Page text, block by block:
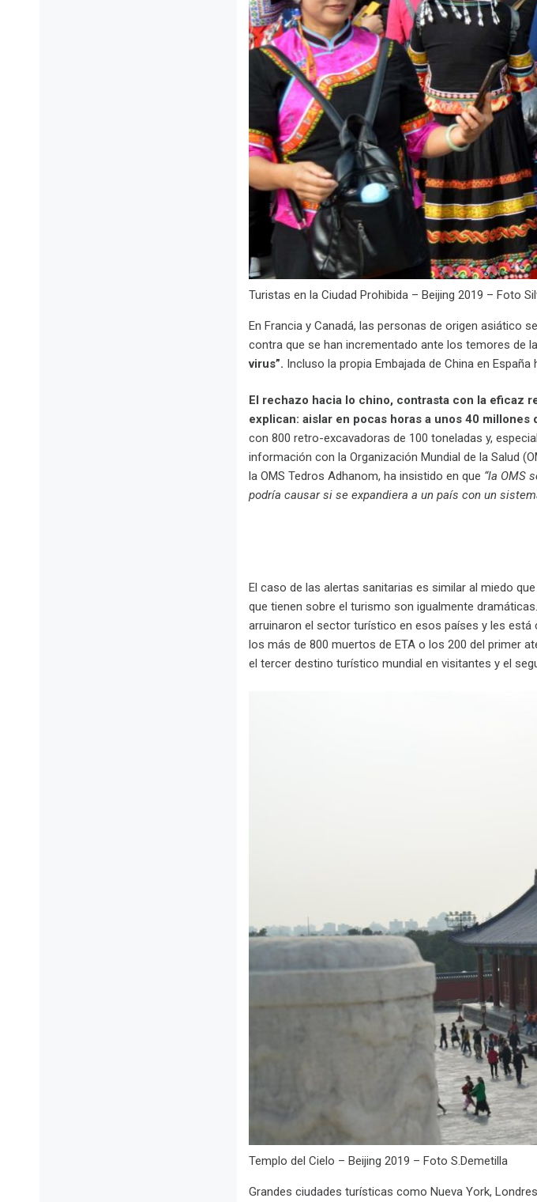
Turistas en la Ciudad Prohibida – Beijing 2019 – Foto
En Francia y Canadá, las personas de origen asiático
contra que se han incrementado ante los temores de
virus”. Incluso la propia Embajada de China en
El rechazo hacia lo chino, contrasta con la eficaz
explican: aislar en pocas horas a unos 40 millones
con 800 retro-excavadoras de 100 toneladas y,
información con la Organización Mundial de la Salud
la OMS Tedros Adhanom, ha insistido en que “la OMS
podría causar si se expandiera a un país con un
El caso de las alertas sanitarias es similar al miedo
que tienen sobre el turismo son igualmente
arruinaron el sector turístico en esos países y les
los más de 800 muertos de ETA o los 200 del primer
el tercer destino turístico mundial en visitantes y el
Templo del Cielo – Beijing 2019 – Foto S.Demetilla
Grandes ciudades turísticas como Nueva York,